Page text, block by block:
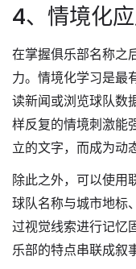
4、情境化
在掌握俱乐部名称之
力。情境化学习是最
读新闻或浏览球队数
样反复的情境刺激能
立的文字，而成为动
除此之外，可以使用
球队名称与城市地标
过视觉线索进行记忆
乐部的特点串联成叙